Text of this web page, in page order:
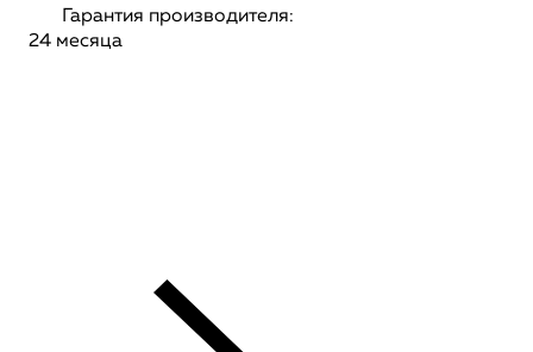
Гарантия производителя:
24 месяца